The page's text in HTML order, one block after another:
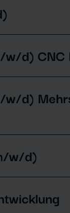
w/d) CNC
w/d)
w/d)